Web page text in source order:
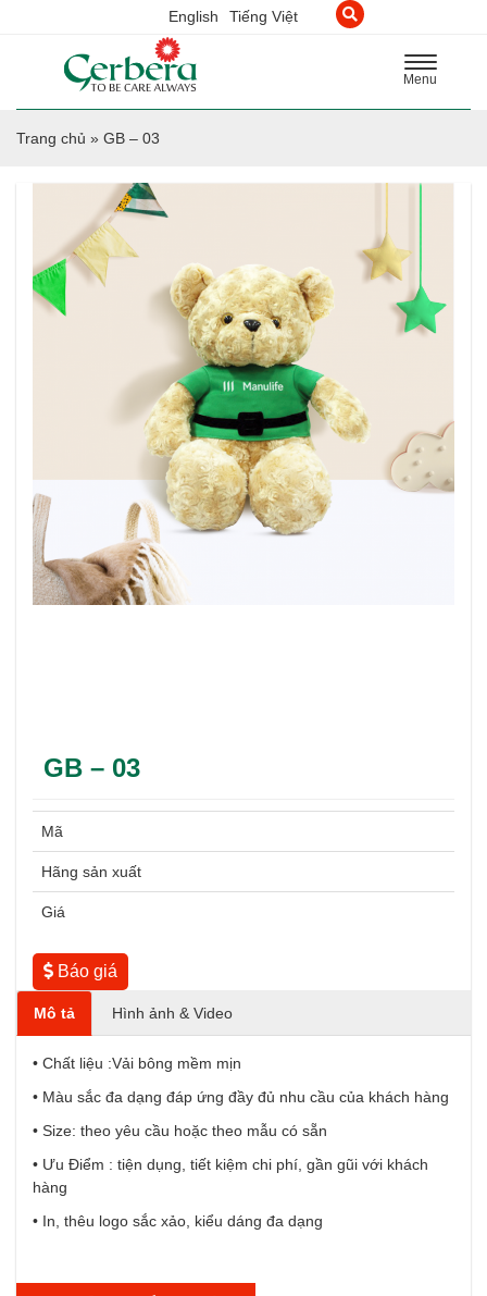
English Tiếng Việt
Toggle
navigation
Menu
Trang chủ » GB – 03
GB – 03
Mã
Hãng sản xuất
Giá
Báo giá
Mô tả Hình ảnh & Video
• Chất liệu :Vải bông mềm mịn
• Màu sắc đa dạng đáp ứng đầy đủ nhu cầu của khách hàng
• Size: theo yêu cầu hoặc theo mẫu có sẵn
• Ưu Điểm : tiện dụng, tiết kiệm chi phí, gần gũi với khách
hàng
• In, thêu logo sắc xảo, kiểu dáng đa dạng